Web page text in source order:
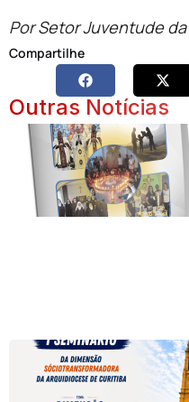
Por Setor Juventude da
Compartilhe
Outras Notícias